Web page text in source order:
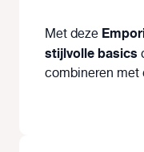
Met deze
stijlvolle basics
combineren